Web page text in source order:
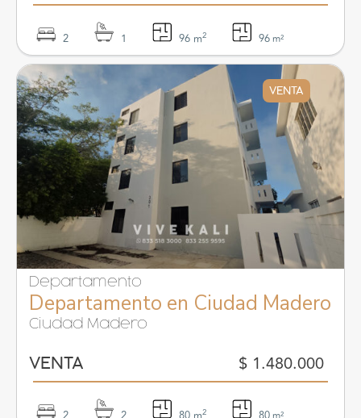
2 1 96 m2 96 m²
VENTA
Departamento
Departamento en Ciudad Madero
Ciudad Madero
VENTA $ 1.480.000
2